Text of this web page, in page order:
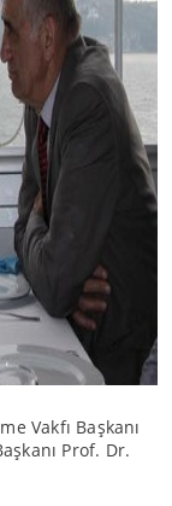
Vakfı Başkanı
Prof. Dr.